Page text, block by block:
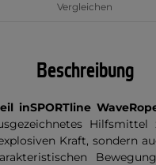
Vergleichen
Beschreibung
inSPORTline
Hilfsmittel
Kraft, sondern